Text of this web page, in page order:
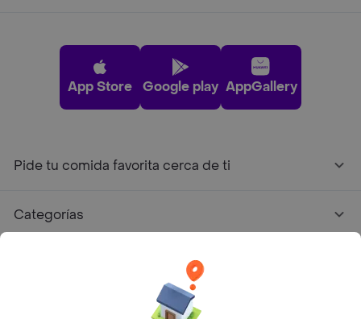
App Store Google play AppGallery
Pide tu comida favorita cerca de ti
Categorías